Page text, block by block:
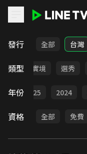
發行 全部 台灣
類型
全部 實境 選秀
年份 2025 2024
資格 全部 免費